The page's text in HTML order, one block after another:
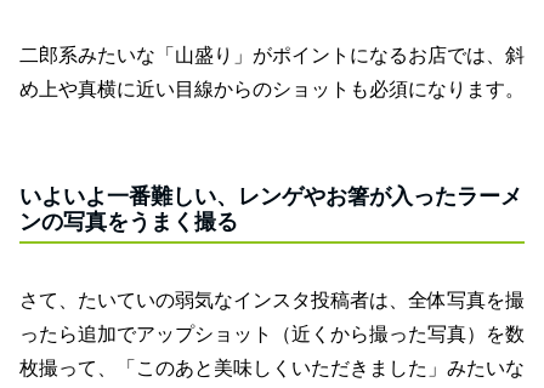
二郎系みたいな「山盛り」がポイントになるお店では、斜
め上や真横に近い目線からのショットも必須になります。
いよいよ一番難しい、レンゲやお箸が入ったラーメ
ンの写真をうまく撮る
さて、たいていの弱気なインスタ投稿者は、全体写真を撮
ったら追加でアップショット（近くから撮った写真）を数
枚撮って、「このあと美味しくいただきました」みたいな